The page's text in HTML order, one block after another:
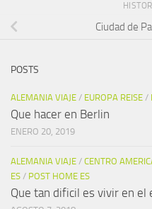
Ciudad de
POSTS
ALEMANIA VIAJE / EUROPA REISE /
Que hacer en Berlin
ENERO 20, 2019
ALEMANIA VIAJE / CENTRO
ES / POST HOME ES
Que tan dificil es vivir en el